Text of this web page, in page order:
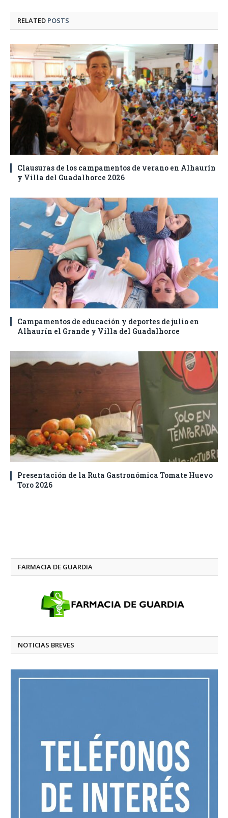
RELATED POSTS
Clausuras de los campamentos de verano en Alhaurín
y Villa del Guadalhorce 2026
Campamentos de educación y deportes de julio en
Alhaurín el Grande y Villa del Guadalhorce
Presentación de la Ruta Gastronómica Tomate Huevo
Toro 2026
FARMACIA DE GUARDIA
NOTICIAS BREVES